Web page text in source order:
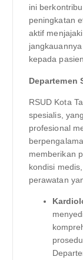
ini
peningkatan
aktif
kepada
Departemen
RSUD Kota
spesialis,
profesional
memberikan
kondisi
perawatan